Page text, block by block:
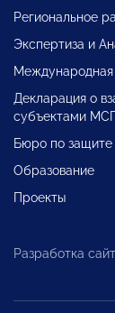
Региональное
Экспертиза и
Международная
Декларация о
субъектами
Бюро по
Образование
Проекты
Разработка